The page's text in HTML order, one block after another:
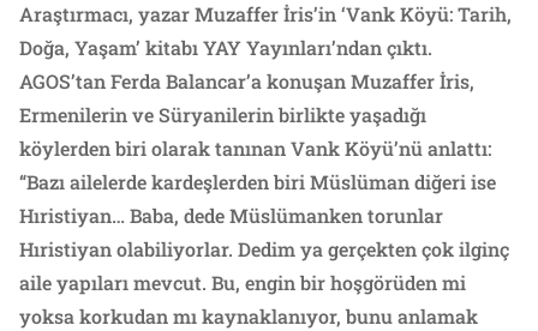
Araştırmacı, yazar Muzaffer İris’in ‘Vank Köyü: Tarih,
Doğa, Yaşam’ kitabı YAY Yayınları’ndan çıktı.
AGOS’tan Ferda Balancar’a konuşan Muzaffer İris,
Ermenilerin ve Süryanilerin birlikte yaşadığı
köylerden biri olarak tanınan Vank Köyü’nü anlattı:
“Bazı ailelerde kardeşlerden biri Müslüman diğeri ise
Hıristiyan… Baba, dede Müslümanken torunlar
Hıristiyan olabiliyorlar. Dedim ya gerçekten çok ilginç
aile yapıları mevcut. Bu, engin bir hoşgörüden mi
yoksa korkudan mı kaynaklanıyor, bunu anlamak